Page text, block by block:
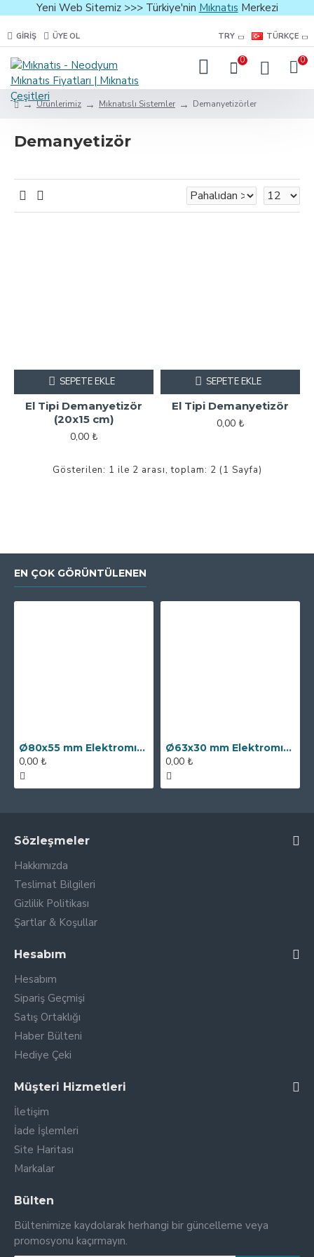
Yeni Web Sitemiz >>> Türkiye'nin Mıknatıs Merkezi
GIRIŞ ÜYE OL TRY TÜRKÇE
0 0
Ürünlerimiz Mıknatıslı Sistemler Demanyetizörler
Demanyetizör
El Tipi Demanyetizör
(20x15 cm)
0,00 ₺
SEPETE EKLE
El Tipi Demanyetizör
0,00 ₺
SEPETE EKLE
Gösterilen: 1 ile 2 arası, toplam: 2 (1 Sayfa)
EN ÇOK GÖRÜNTÜLENEN
Ø80x55 mm Elektromıknatıs - 250 kg Çekim Gücü
0,00 ₺
Ø63x30 mm Elektromıknatıs - 100 kg Çekim Gücü
0,00 ₺
Sözleşmeler
Hakkımızda
Teslimat Bilgileri
Gizlilik Politikası
Şartlar & Koşullar
Hesabım
Hesabım
Sipariş Geçmişi
Satış Ortaklığı
Haber Bülteni
Hediye Çeki
Müşteri Hizmetleri
İletişim
İade İşlemleri
Site Haritası
Markalar
Bülten
Bültenimize kaydolarak herhangi bir güncelleme veya
promosyonu kaçırmayın.